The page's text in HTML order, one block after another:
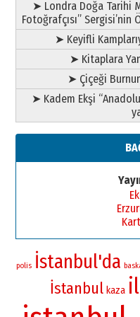
➤ Londra Doğa Tarihi
Fotoğrafçısı” Sergisi’nin
➤ Keyifli
➤ Kitaplara
➤ Çiçeği
➤ Kadem Ekşi
polis İstanbul'da
İstanbul kaza